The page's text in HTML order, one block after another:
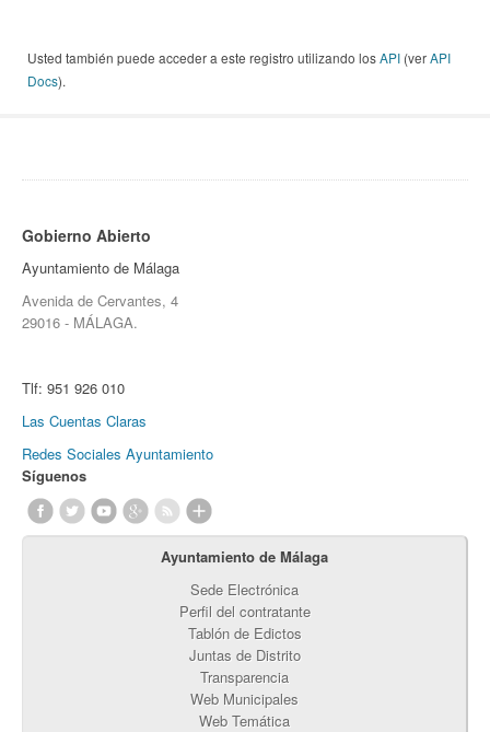
Usted también puede acceder a este registro utilizando losAPI (verAPI
Docs).
Gobierno Abierto
Ayuntamiento de Málaga
Avenida de Cervantes, 4
29016 - MÁLAGA.
Tlf: 951 926 010
Las Cuentas Claras
Redes Sociales Ayuntamiento
Síguenos
Ayuntamiento de Málaga
Sede Electrónica
Perfil del contratante
Tablón de Edictos
Juntas de Distrito
Transparencia
Web Municipales
Web Temática